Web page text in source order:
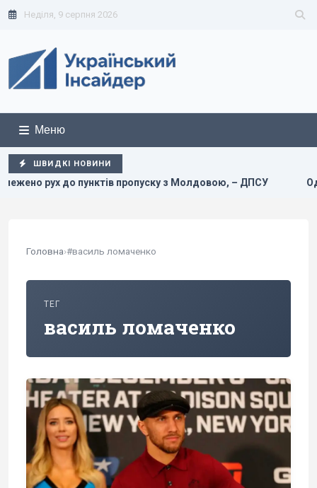
Неділя, 9 серпня 2026
Меню
ШВИДКІ НОВИНИ
пропуску з Молдовою, – ДПСУ Одеса вночі
Головна›#василь ломаченко
ТЕГ
василь ломаченко